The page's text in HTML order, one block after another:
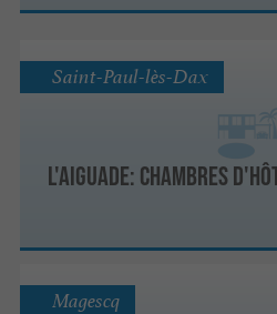
L'AIGUADE: Chambres
Saint-Paul-lès-Dax
Magescq